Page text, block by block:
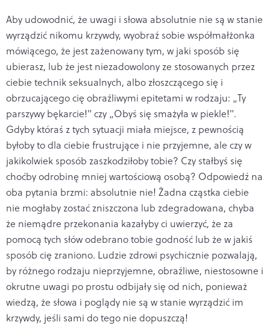
Aby udowodnić, że uwagi i słowa absolutnie nie są w stanie
wyrządzić nikomu krzywdy, wyobraź sobie współ­małżonka
mówiącego, że jest zażenowany tym, w jaki sposób się
ubierasz, lub że jest niezadowolony ze stoso­wanych przez
ciebie technik seksualnych, albo złosz­czącego się i
obrzucającego cię obraźliwymi epitetami w rodzaju: „Ty
parszywy bękarcie!" czy „Obyś się sma­żyła w piekle!".
Gdyby któraś z tych sytuacji miała miej­sce, z pewnością
byłoby to dla ciebie frustrujące i nie­ przyjemne, ale czy w
jakikolwiek sposób zaszkodziłoby tobie? Czy stałbyś się
choćby odrobinę mniej wartościową osobą? Odpowiedź na
oba pytania brzmi: absolutnie nie! Żadna cząstka ciebie
nie mogłaby zostać zniszczona lub zdegradowana, chyba
że niemądre przekonania kaza­łyby ci uwierzyć, że za
pomocą tych słów odebrano to­bie godność lub że w jakiś
sposób cię zraniono. Ludzie zdrowi psychicznie pozwalają,
by różnego rodzaju nieprzyjemne, obraźliwe, niestosowne i
okrutne uwagi po prostu odbijały się od nich, ponieważ
wiedzą, że sło­wa i poglądy nie są w stanie wyrządzić im
krzywdy, je­śli sami do tego nie dopuszczą!